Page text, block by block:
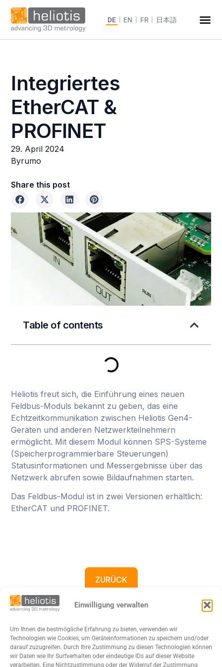
Einwilligung verwalten
Um Ihnen die bestmögliche Erfahrung zu bieten, verwenden wir
Technologien wie Cookies, um Geräteinformationen zu speichern und/oder
darauf zuzugreifen. Durch Ihre Zustimmung zu diesen Technologien können
wir Daten wie Ihr Surfverhalten oder eindeutige IDs auf dieser Website
verarbeiten. Eine Nichtzustimmung oder der Widerruf der Zustimmung
DE EN FR 日本語
Integriertes
EtherCAT &
PROFINET
29. April 2024
Byrumo
Share this post
Table of contents
Heliotis freut sich, die Einführung eines neuen
Feldbus-Moduls bekannt zu geben, das eine
Echtzeitkommunikation zwischen Heliotis Gen4-
Geräten und anderen Netzwerkteilnehmern
ermöglicht. Mit diesem Modul können SPS-Systeme
(Speicherprogrammierbare Steuerungen)
Statusinformationen und Messergebnisse über das
Netzwerk abrufen sowie Bildaufnahmen starten.
Das Feldbus-Modul ist in zwei Versionen erhältlich:
EtherCAT und PROFINET.
ZURÜCK